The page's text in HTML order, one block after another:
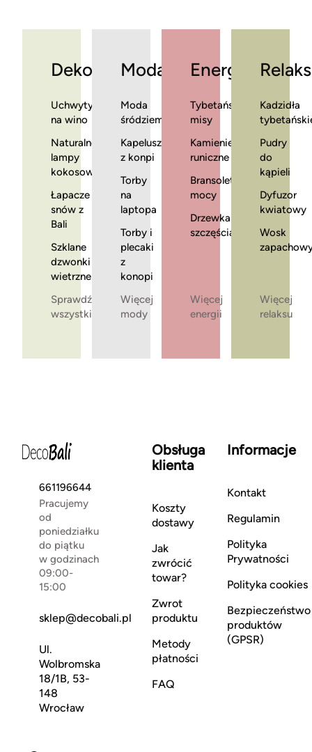
Dekoracje
Uchwyty
na wino
Naturalne
lampy
kokosowe
Łapacze
snów z
Bali
Szklane
dzwonki
wietrzne
Sprawdź
wszystkie
Moda
Moda
śródziemnomorska
Kapelusze
z konpi
Torby
na
laptopa
Torby i
plecaki
z
konopi
Więcej
mody
Energia
Tybetańskie
misy
Kamienie
runiczne
Bransoletki
mocy
Drzewka
szczęścia
Więcej
energii
Relaks
Kadzidła
Pudry
do
kąpieli
Dyfuzor
kwiatowy
Wosk
Więcej
relaksu
661196644
Pracujemy
od
poniedziałku
do piątku
w godzinach
09:00-
15:00
sklep@decobali.pl
Ul.
Wolbromska
18/1B, 53-
148
Wrocław
Obsługa
klienta
Koszty
dostawy
Jak
zwrócić
towar?
Zwrot
produktu
Metody
płatności
FAQ
Informacje
Kontakt
Regulamin
Polityka
Prywatności
Polityka cookies
Bezpieczeństwo
produktów
(GPSR)